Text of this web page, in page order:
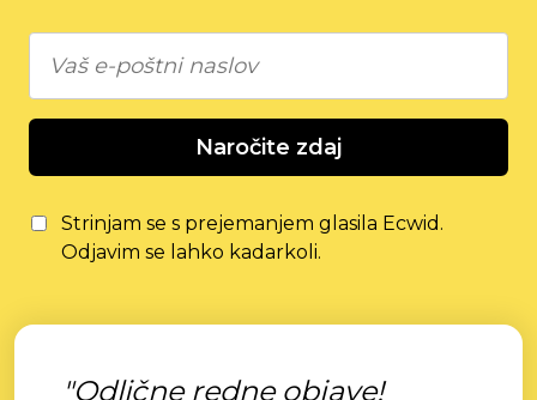
Naročite zdaj
Strinjam se s prejemanjem glasila Ecwid.
Odjavim se lahko kadarkoli.
"Odlične redne objave!